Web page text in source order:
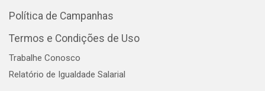
Política de Campanhas
Termos e Condições de Uso
Trabalhe Conosco
Relatório de Igualdade Salarial